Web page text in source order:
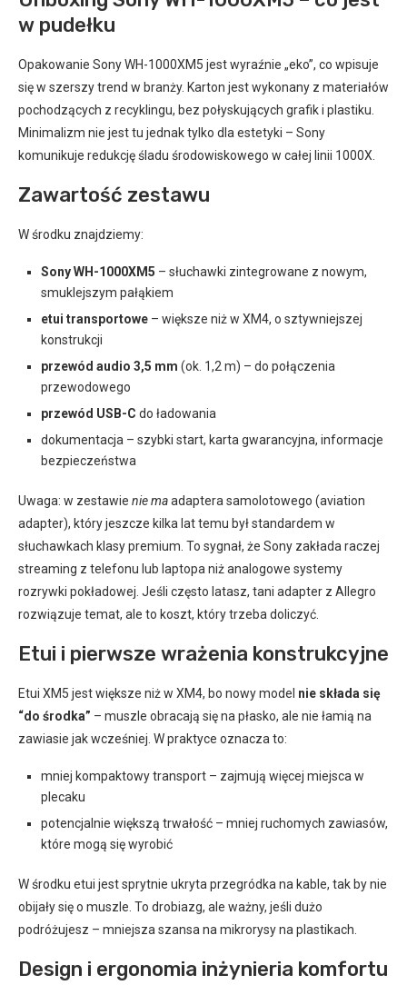
w pudełku
Opakowanie Sony WH-1000XM5 jest wyraźnie „eko”, co wpisuje
się w szerszy trend w branży. Karton jest wykonany z materiałów
pochodzących z recyklingu, bez połyskujących grafik i plastiku.
Minimalizm nie jest tu jednak tylko dla estetyki – Sony
komunikuje redukcję śladu środowiskowego w całej linii 1000X.
Zawartość zestawu
W środku znajdziemy:
Sony WH-1000XM5 – słuchawki zintegrowane z nowym,
smuklejszym pałąkiem
etui transportowe – większe niż w XM4, o sztywniejszej
konstrukcji
przewód audio 3,5 mm (ok. 1,2 m) – do połączenia
przewodowego
przewód USB-C do ładowania
dokumentacja – szybki start, karta gwarancyjna, informacje
bezpieczeństwa
Uwaga: w zestawie nie maadaptera samolotowego (aviation
adapter), który jeszcze kilka lat temu był standardem w
słuchawkach klasy premium. To sygnał, że Sony zakłada raczej
streaming z telefonu lub laptopa niż analogowe systemy
rozrywki pokładowej. Jeśli często latasz, tani adapter z Allegro
rozwiązuje temat, ale to koszt, który trzeba doliczyć.
Etui i pierwsze wrażenia konstrukcyjne
Etui XM5 jest większe niż w XM4, bo nowy model nie składa się
“do środka” – muszle obracają się na płasko, ale nie łamią na
zawiasie jak wcześniej. W praktyce oznacza to:
mniej kompaktowy transport – zajmują więcej miejsca w
plecaku
potencjalnie większą trwałość – mniej ruchomych zawiasów,
które mogą się wyrobić
W środku etui jest sprytnie ukryta przegródka na kable, tak by nie
obijały się o muszle. To drobiazg, ale ważny, jeśli dużo
podróżujesz – mniejsza szansa na mikrorysy na plastikach.
Design i ergonomia inżynieria komfortu